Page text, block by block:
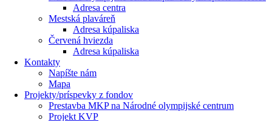
Adresa centra
Mestská plaváreň
Adresa kúpaliska
Červená hviezda
Adresa kúpaliska
Kontakty
Napíšte nám
Mapa
Projekty/príspevky z fondov
Prestavba MKP na Národné olympijské centrum
Projekt KVP